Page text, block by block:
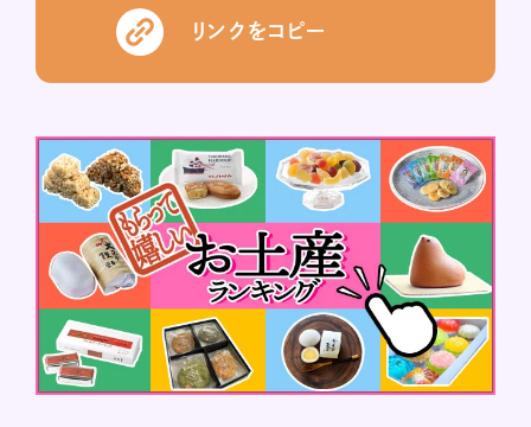
リンクをコピー